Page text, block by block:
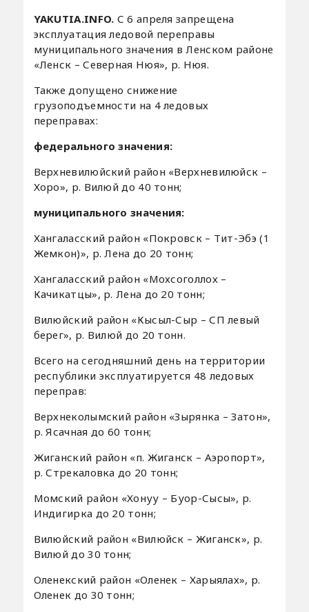
YAKUTIA.INFO. С 6 апреля запрещена
эксплуатация ледовой переправы
муниципального значения в Ленском районе
«Ленск – Северная Нюя», р. Нюя.
Также допущено снижение
грузоподъемности на 4 ледовых
переправах:
федерального значения:
Верхневилюйский район «Верхневилюйск –
Хоро», р. Вилюй до 40 тонн;
муниципального значения:
Хангаласский район «Покровск – Тит-Эбэ (1
Жемкон)», р. Лена до 20 тонн;
Хангаласский район «Мохсоголлох –
Качикатцы», р. Лена до 20 тонн;
Вилюйский район «Кысыл-Сыр – СП левый
берег», р. Вилюй до 20 тонн.
Всего на сегодняшний день на территории
республики эксплуатируется 48 ледовых
переправ:
Верхнеколымский район «Зырянка – Затон»,
р. Ясачная до 60 тонн;
Жиганский район «п. Жиганск – Аэропорт»,
р. Стрекаловка до 20 тонн;
Момский район «Хонуу – Буор-Сысы», р.
Индигирка до 20 тонн;
Вилюйский район «Вилюйск – Жиганск», р.
Вилюй до 30 тонн;
Оленекский район «Оленек – Харыялах», р.
Оленек до 30 тонн;